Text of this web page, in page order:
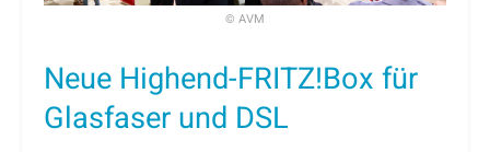
© AVM
Neue Highend-FRITZ!Box für
Glasfaser und DSL